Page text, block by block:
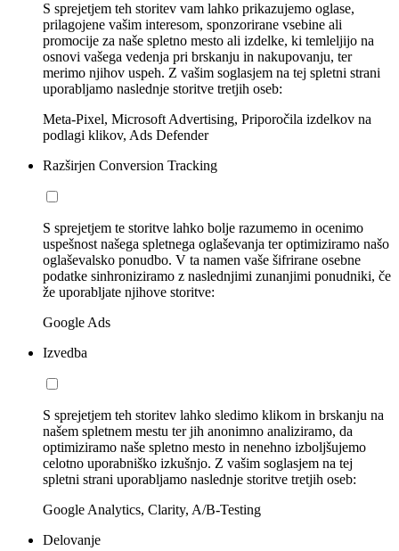
S sprejetjem teh storitev vam lahko prikazujemo oglase,
prilagojene vašim interesom, sponzorirane vsebine ali
promocije za naše spletno mesto ali izdelke, ki temleljijo na
osnovi vašega vedenja pri brskanju in nakupovanju, ter
merimo njihov uspeh. Z vašim soglasjem na tej spletni strani
uporabljamo naslednje storitve tretjih oseb:
Meta-Pixel, Microsoft Advertising, Priporočila izdelkov na
podlagi klikov, Ads Defender
Razširjen Conversion Tracking
S sprejetjem te storitve lahko bolje razumemo in ocenimo
uspešnost našega spletnega oglaševanja ter optimiziramo našo
oglaševalsko ponudbo. V ta namen vaše šifrirane osebne
podatke sinhroniziramo z naslednjimi zunanjimi ponudniki, če
že uporabljate njihove storitve:
Google Ads
Izvedba
S sprejetjem teh storitev lahko sledimo klikom in brskanju na
našem spletnem mestu ter jih anonimno analiziramo, da
optimiziramo naše spletno mesto in nenehno izboljšujemo
celotno uporabniško izkušnjo. Z vašim soglasjem na tej
spletni strani uporabljamo naslednje storitve tretjih oseb:
Google Analytics, Clarity, A/B-Testing
Delovanje